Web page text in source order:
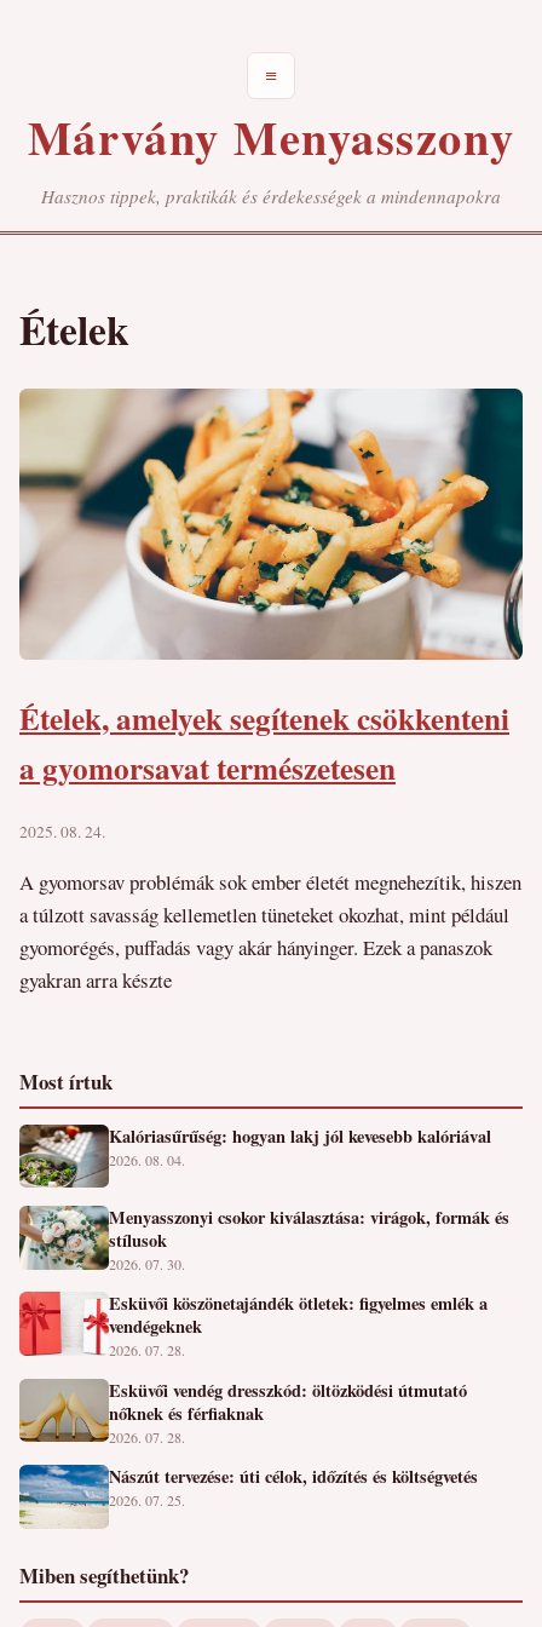
≡
Márvány Menyasszony
Hasznos tippek, praktikák és érdekességek a mindennapokra
Ételek
Ételek, amelyek segítenek csökkenteni
a gyomorsavat természetesen
2025. 08. 24.
A gyomorsav problémák sok ember életét megnehezítik, hiszen
a túlzott savasság kellemetlen tüneteket okozhat, mint például
gyomorégés, puffadás vagy akár hányinger. Ezek a panaszok
gyakran arra készte
Most írtuk
Kalóriasűrűség: hogyan lakj jól kevesebb kalóriával
2026. 08. 04.
Menyasszonyi csokor kiválasztása: virágok, formák és
stílusok
2026. 07. 30.
Esküvői köszönetajándék ötletek: figyelmes emlék a
vendégeknek
2026. 07. 28.
Esküvői vendég dresszkód: öltözködési útmutató
nőknek és férfiaknak
2026. 07. 28.
Nászút tervezése: úti célok, időzítés és költségvetés
2026. 07. 25.
Miben segíthetünk?